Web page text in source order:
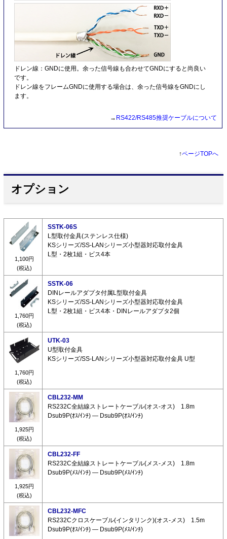
ドレン線：GNDに使用。余った信号線も合わせてGNDにすると尚良い
です。
ドレン線をフレームGNDに使用する場合は、余った信号線をGNDにし
ます。
→ RS422/RS485推奨ケーブルについて
↑ページTOPへ
オプション
1,100円
(税込)
SSTK-06S
L型取付金具(ステンレス仕様)
KSシリーズ/SS-LANシリーズ小型器対応取付金具
L型・2枚1組・ビス4本
1,760円
(税込)
SSTK-06
DINレールアダプタ付属L型取付金具
KSシリーズ/SS-LANシリーズ小型器対応取付金具
L型・2枚1組・ビス4本・DINレールアダプタ2個
1,760円
(税込)
UTK-03
U型取付金具
KSシリーズ/SS-LANシリーズ小型器対応取付金具 U型
1,925円
(税込)
CBL232-MM
RS232C全結線ストレートケーブル(オス-オス) 1.8m
Dsub9P(ｵｽ/ｲﾝﾁ) ― Dsub9P(ｵｽ/ｲﾝﾁ)
1,925円
(税込)
CBL232-FF
RS232C全結線ストレートケーブル(メス-メス) 1.8m
Dsub9P(ﾒｽ/ｲﾝﾁ) ― Dsub9P(ﾒｽ/ｲﾝﾁ)
CBL232-MFC
RS232Cクロスケーブル(インタリンク)(オス-メス) 1.5m
Dsub9P(ｵｽ/ｲﾝﾁ) ― Dsub9P(ﾒｽ/ｲﾝﾁ)